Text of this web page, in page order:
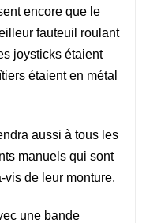
encore que le
fauteuil roulant
joysticks étaient
étaient en métal
aussi à tous les
manuels qui sont
vis de leur monture.
une bande